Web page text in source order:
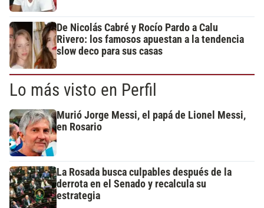
De Nicolás Cabré y Rocío Pardo a Calu
Rivero: los famosos apuestan a la tendencia
slow deco para sus casas
Lo más visto en Perfil
Murió Jorge Messi, el papá de Lionel Messi,
en Rosario
La Rosada busca culpables después de la
derrota en el Senado y recalcula su
estrategia